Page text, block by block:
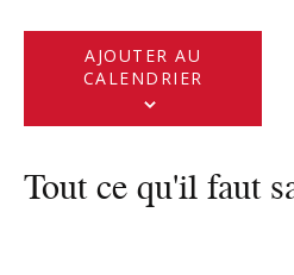
AJOUTER AU
CALENDRIER
Tout ce qu'il faut